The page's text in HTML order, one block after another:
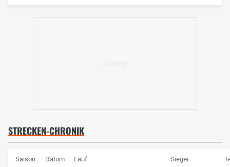
STRECKEN-CHRONIK
Saison Datum Lauf Sieger